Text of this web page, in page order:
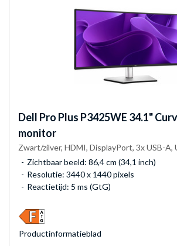
Dell Pro Plus P3425WE 34.1"
monitor
Zwart/zilver, HDMI, DisplayPort, 3x USB-A,
Zichtbaar beeld: 86,4 cm (34,1 inch)
Resolutie: 3440 x 1440 pixels
Reactietijd: 5 ms (GtG)
Product­informatieblad